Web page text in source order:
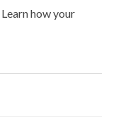
Learn how your